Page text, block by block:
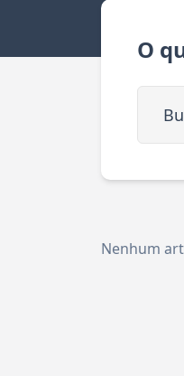
O
Nenhum